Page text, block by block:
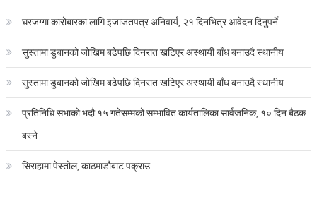
घरजग्गा कारोबारका लागि इजाजतपत्र अनिवार्य, २१ दिनभित्र आवेदन दिनुपर्ने
सुस्तामा डुबानको जोखिम बढेपछि दिनरात खटिएर अस्थायी बाँध बनाउदै स्थानीय
सुस्तामा डुबानको जोखिम बढेपछि दिनरात खटिएर अस्थायी बाँध बनाउदै स्थानीय
प्रतिनिधि सभाको भदौ १५ गतेसम्मको सम्भावित कार्यतालिका सार्वजनिक, १० दिन बैठक
बस्ने
सिराहामा पेस्तोल, काठमाडौबाट पक्राउ